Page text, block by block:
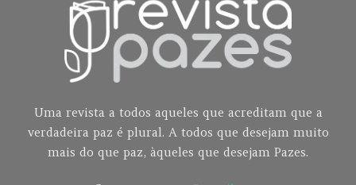
Uma revista a todos aqueles que acreditam que a
verdadeira paz é plural. A todos que desejam muito
mais do que paz, àqueles que desejam Pazes.